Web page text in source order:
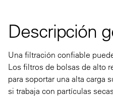
Descripción
Una filtración confiable
Los filtros de bolsas de alto
para soportar una alta carga
si trabaja con partículas